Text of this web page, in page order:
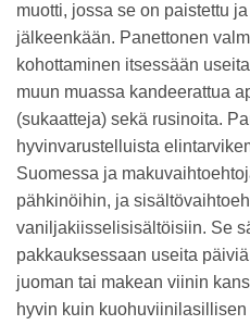
muotti, jossa se on paistettu
jälkeenkään. Panettonen
kohottaminen itsessään
muun muassa kandeerattua
(sukaatteja) sekä rusinoita.
hyvinvarustelluista
Suomessa ja
pähkinöihin, ja
vaniljakiisselisisältöisiin. Se
pakkauksessaan useita
juoman tai makean viinin
hyvin kuin